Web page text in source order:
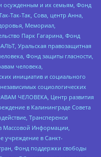
осужденным и их семьям, Фонд
Так-Так, Сова, центр Анна,
Мемориал,
Парк Гагарина, Фонд
Уральская правозащитная
Фонд защиты гласности,
человека,
инициатив и социального
социологических
ЧЕЛОВЕКА, Центр развития
в Калининграде Совета
Трансперенси
Массовой Информации,
учреждение в Санкт-
Фонд поддержки свободы